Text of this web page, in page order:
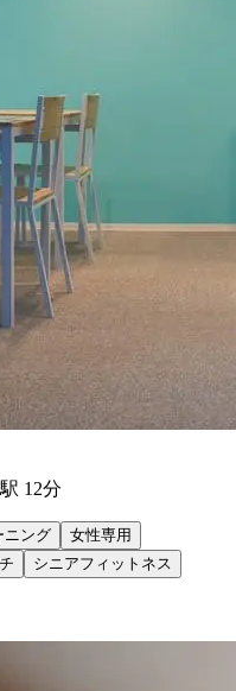
12分
ニング
女性専用
シニアフィットネス